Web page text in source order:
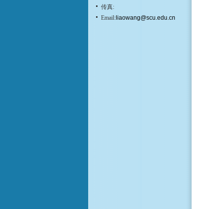
传真:
Email:liaowang@scu.edu.cn